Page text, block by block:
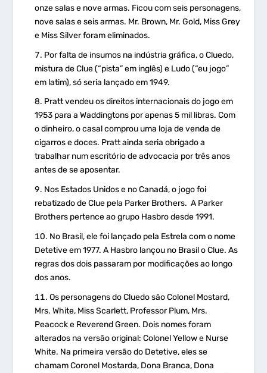
onze salas e nove armas. Ficou com seis personagens,
nove salas e seis armas. Mr. Brown, Mr. Gold, Miss Grey
e Miss Silver foram eliminados.
Por falta de insumos na indústria gráfica, o Cluedo,
mistura de Clue (“pista” em inglês) e Ludo (“eu jogo”
em latim), só seria lançado em 1949.
Pratt vendeu os direitos internacionais do jogo em
1953 para a Waddingtons por apenas 5 mil libras. Com
o dinheiro, o casal comprou uma loja de venda de
cigarros e doces. Pratt ainda seria obrigado a
trabalhar num escritório de advocacia por três anos
antes de se aposentar.
Nos Estados Unidos e no Canadá, o jogo foi
rebatizado de Clue pela Parker Brothers. A Parker
Brothers pertence ao grupo Hasbro desde 1991.
No Brasil, ele foi lançado pela Estrela com o nome
Detetive em 1977. A Hasbro lançou no Brasil o Clue. As
regras dos dois passaram por modificações ao longo
dos anos.
Os personagens do Cluedo são Colonel Mostard,
Mrs. White, Miss Scarlett, Professor Plum, Mrs.
Peacock e Reverend Green. Dois nomes foram
alterados na versão original: Colonel Yellow e Nurse
White. Na primeira versão do Detetive, eles se
chamam Coronel Mostarda, Dona Branca, Dona